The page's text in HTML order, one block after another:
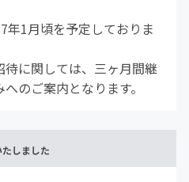
1月頃を予定しておりま
に関しては、三ヶ月間継
のご案内となります。
しました